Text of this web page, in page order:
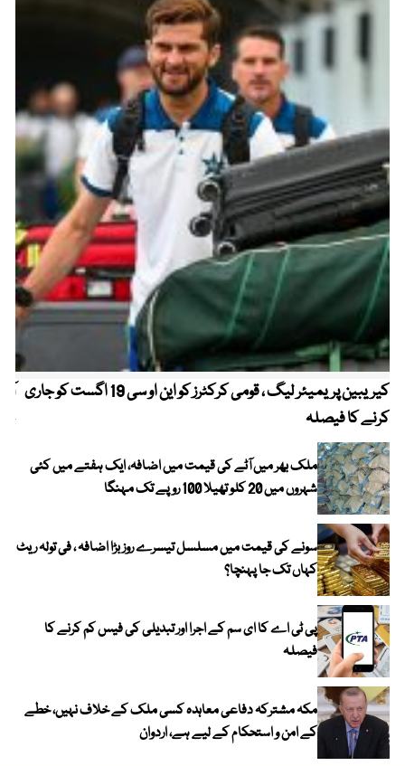
کیریبین پریمیئر لیگ ، قومی کرکٹرز کو این او سی 19 اگست کو جاری
کرنے کا فیصلہ
ملک بھر میں آٹے کی قیمت میں اضافہ، ایک ہفتے میں کئی
شہروں میں 20 کلو تھیلا 100 روپے تک مہنگا
سونے کی قیمت میں مسلسل تیسرے روز بڑا اضافہ ، فی تولہ ریٹ
کہاں تک جا پہنچا؟
پی ٹی اے کا ای سم کے اجرا اور تبدیلی کی فیس کم کرنے کا
فیصلہ
مکہ مشترکہ دفاعی معاہدہ کسی ملک کے خلاف نہیں، خطے
کے امن و استحکام کے لیے ہے، اردوان